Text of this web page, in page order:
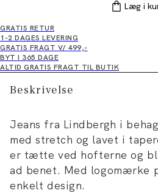
Læg i
GRATIS RETUR
1-2 DAGES LEVERING
GRATIS FRAGT V/ 499,-
BYT I 365 DAGE
ALTID GRATIS FRAGT TIL BUTIK
Beskrivelse
Jeans fra Lindbergh i
med stretch og lavet i
er tætte ved hofterne og
ad benet. Med logomærke
enkelt design.